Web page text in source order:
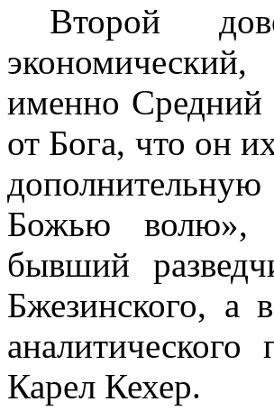
Второй
именно Средний
от Бога, что он
Божью волю»,
бывший
Бжезинского, а
Карел Кехер.